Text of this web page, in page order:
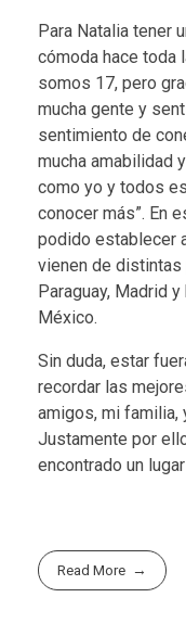
Para Natalia tener
cómoda hace toda
somos 17, pero
mucha gente y
sentimiento de
mucha amabilidad
como yo y todos
conocer más”. En
podido establecer
vienen de distintas
Paraguay, Madrid
México.
Sin duda, estar
recordar las
amigos, mi familia,
Justamente por
encontrado un
Read More